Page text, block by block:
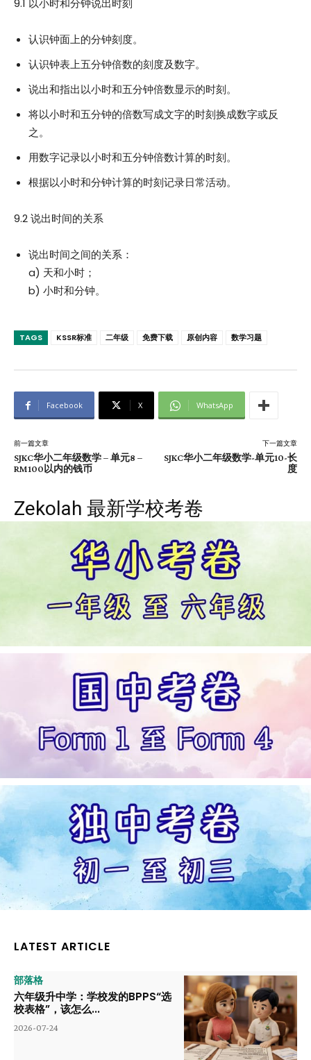
9.1 以小时和分钟说出时刻
认识钟面上的分钟刻度。
认识钟表上五分钟倍数的刻度及数字。
说出和指出以小时和五分钟倍数显示的时刻。
将以小时和五分钟的倍数写成文字的时刻换成数字或反
之。
用数字记录以小时和五分钟倍数计算的时刻。
根据以小时和分钟计算的时刻记录日常活动。
9.2 说出时间的关系
说出时间之间的关系：
a) 天和小时；
b) 小时和分钟。
TAGS KSSR标准 二年级 免费下载 原创内容 数学习题
Facebook X WhatsApp
前一篇文章
SJKC华小二年级数学 – 单元8 –
RM100以内的钱币
下一篇文章
SJKC华小二年级数学-单元10-长
度
Zekolah 最新学校考卷
LATEST ARTICLE
部落格
六年级升中学：学校发的BPPS“选
校表格”，该怎么...
2026-07-24